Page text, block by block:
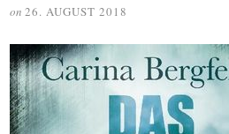
on 26. AUGUST 2018